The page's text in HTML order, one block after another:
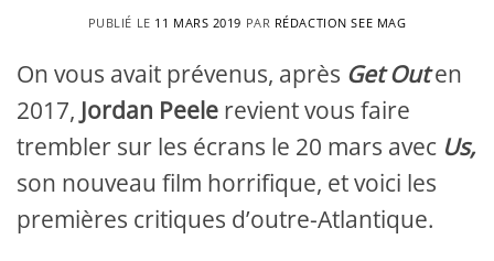
PUBLIÉ LE 11 MARS 2019 PAR RÉDACTION SEE MAG
On vous avait prévenus, après Get Outen
2017, Jordan Peele revient vous faire
trembler sur les écrans le 20 mars avec Us,
son nouveau film horrifique, et voici les
premières critiques d’outre-Atlantique.